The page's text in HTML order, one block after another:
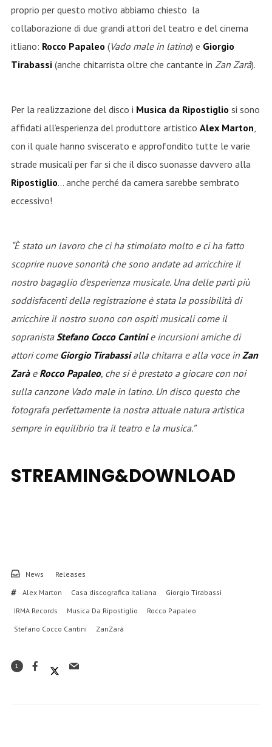
proprio per questo motivo abbiamo chiesto la
collaborazione di due grandi attori del teatro e del cinema
itliano: Rocco Papaleo (Vado male in latino) e Giorgio
Tirabassi(anche chitarrista oltre che cantante in Zan Zarà).
Per la realizzazione del disco i Musica da Ripostiglio si sono
affidati all’esperienza del produttore artistico Alex Marton,
con il quale hanno sviscerato e approfondito tutte le varie
strade musicali per far si che il disco suonasse davvero alla
Ripostiglio… anche perché da camera sarebbe sembrato
eccessivo!
“È stato un lavoro che ci ha stimolato molto e ci ha fatto
scoprire nuove sonorità che sono andate ad arricchire il
nostro bagaglio d’esperienza musicale. Una delle parti più
soddisfacenti della registrazione è stata la possibilità di
arricchire il nostro suono con ospiti musicali come il
sopranistaStefano Cocco Cantinie incursioni amiche di
attori come Giorgio Tirabassialla chitarra e alla voce in Zan
Zaràe Rocco Papaleo, che si è prestato a giocare con noi
sulla canzone Vado male in latino. Un disco questo che
fotografa perfettamente la nostra attuale natura artistica
sempre in equilibrio tra il teatro e la musica.”
STREAMING&DOWNLOAD
News
Releases
Alex Marton
Casa discografica italiana
Giorgio Tirabassi
IRMA Records
Musica Da Ripostiglio
Rocco Papaleo
Stefano Cocco Cantini
ZanZarà
1